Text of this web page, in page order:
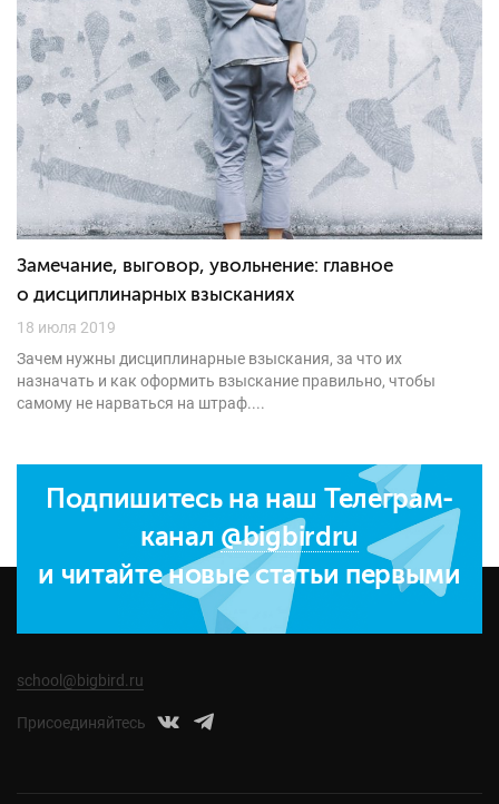
Замечание, выговор, увольнение: главное
о дисциплинарных взысканиях
18 июля 2019
Зачем нужны дисциплинарные взыскания, за что их
назначать и как оформить взыскание правильно, чтобы
самому не нарваться на штраф....
Подпишитесь на наш Телеграм-
канал @bigbirdru
и читайте новые статьи первыми
school@bigbird.ru
Присоединяйтесь